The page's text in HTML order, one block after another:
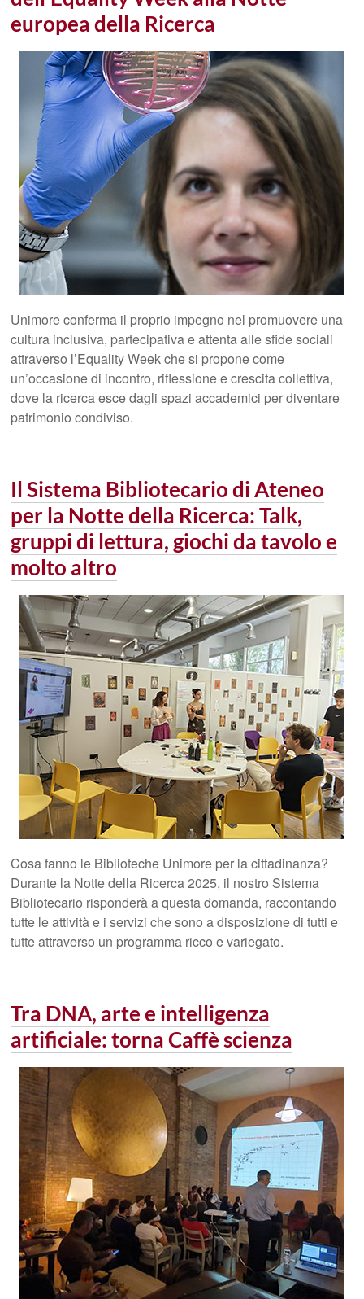
europea della Ricerca
Unimore conferma il proprio impegno nel promuovere una
cultura inclusiva, partecipativa e attenta alle sfide sociali
attraverso l’Equality Week che si propone come
un’occasione di incontro, riflessione e crescita collettiva,
dove la ricerca esce dagli spazi accademici per diventare
patrimonio condiviso.
Il Sistema Bibliotecario di Ateneo
per la Notte della Ricerca: Talk,
gruppi di lettura, giochi da tavolo e
molto altro
Cosa fanno le Biblioteche Unimore per la cittadinanza?
Durante la Notte della Ricerca 2025, il nostro Sistema
Bibliotecario risponderà a questa domanda, raccontando
tutte le attività e i servizi che sono a disposizione di tutti e
tutte attraverso un programma ricco e variegato.
Tra DNA, arte e intelligenza
artificiale: torna Caffè scienza